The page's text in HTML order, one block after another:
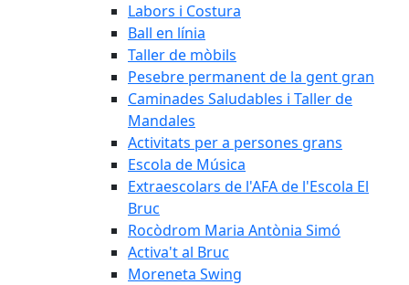
Labors i Costura
Ball en línia
Taller de mòbils
Pesebre permanent de la gent gran
Caminades Saludables i Taller de
Mandales
Activitats per a persones grans
Escola de Música
Extraescolars de l'AFA de l'Escola El
Bruc
Rocòdrom Maria Antònia Simó
Activa't al Bruc
Moreneta Swing